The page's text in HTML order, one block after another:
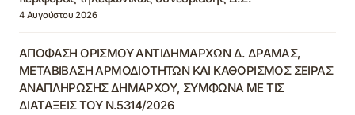
4 Αυγούστου 2026
ΑΠΟΦΑΣΗ ΟΡΙΣΜΟΥ ΑΝΤΙΔΗΜΑΡΧΩΝ Δ. ΔΡΑΜΑΣ,
ΜΕΤΑΒΙΒΑΣΗ ΑΡΜΟΔΙΟΤΗΤΩΝ ΚΑΙ ΚΑΘΟΡΙΣΜΟΣ ΣΕΙΡΑΣ
ΑΝΑΠΛΗΡΩΣΗΣ ΔΗΜΑΡΧΟΥ, ΣΥΜΦΩΝΑ ΜΕ ΤΙΣ
ΔΙΑΤΑΞΕΙΣ ΤΟΥ Ν.5314/2026